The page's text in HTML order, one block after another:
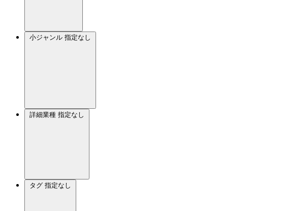
小ジャンル 指定なし
詳細業種 指定なし
タグ 指定なし